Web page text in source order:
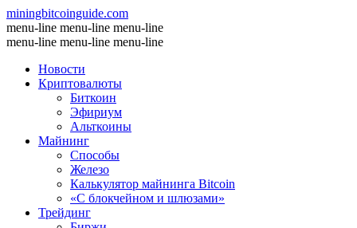
miningbitcoinguide.com
menu-line menu-line menu-line
menu-line menu-line menu-line
Новости
Криптовалюты
Биткоин
Эфириум
Альткоины
Майнинг
Способы
Железо
Калькулятор майнинга Bitcoin
«С блокчейном и шлюзами»
Трейдинг